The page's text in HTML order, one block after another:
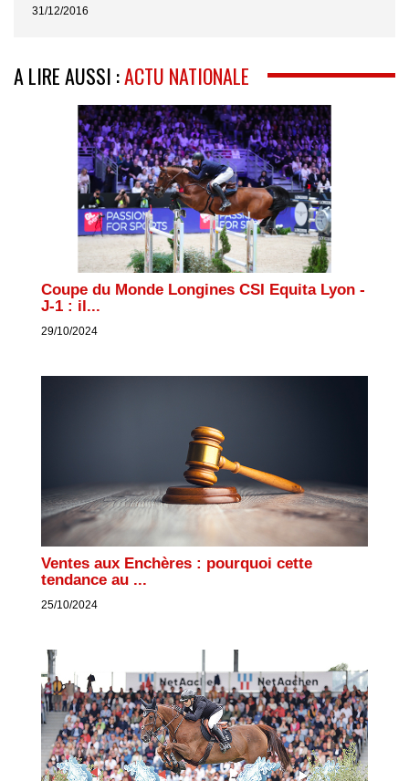
31/12/2016
A LIRE AUSSI :ACTU NATIONALE
Coupe du Monde Longines CSI Equita Lyon -
J-1 : il...
29/10/2024
Ventes aux Enchères : pourquoi cette
tendance au ...
25/10/2024